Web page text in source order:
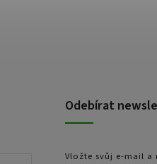
Odebírat
Vložte svůj e-mail a